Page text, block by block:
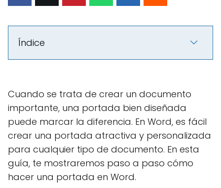
Índice
Cuando se trata de crear un documento
importante, una portada bien diseñada
puede marcar la diferencia. En Word, es fácil
crear una portada atractiva y personalizada
para cualquier tipo de documento. En esta
guía, te mostraremos paso a paso cómo
hacer una portada en Word.